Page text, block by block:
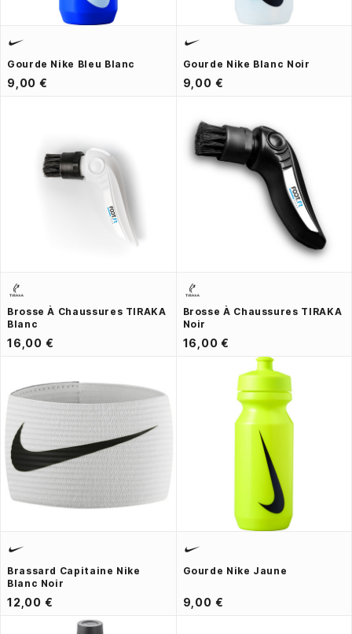
Gourde Nike Bleu Blanc
9,00 €
Gourde Nike Blanc Noir
9,00 €
Brosse À Chaussures TIRAKA
Blanc
16,00 €
Brosse À Chaussures TIRAKA
Noir
16,00 €
Brassard Capitaine Nike
Blanc Noir
12,00 €
Gourde Nike Jaune
9,00 €